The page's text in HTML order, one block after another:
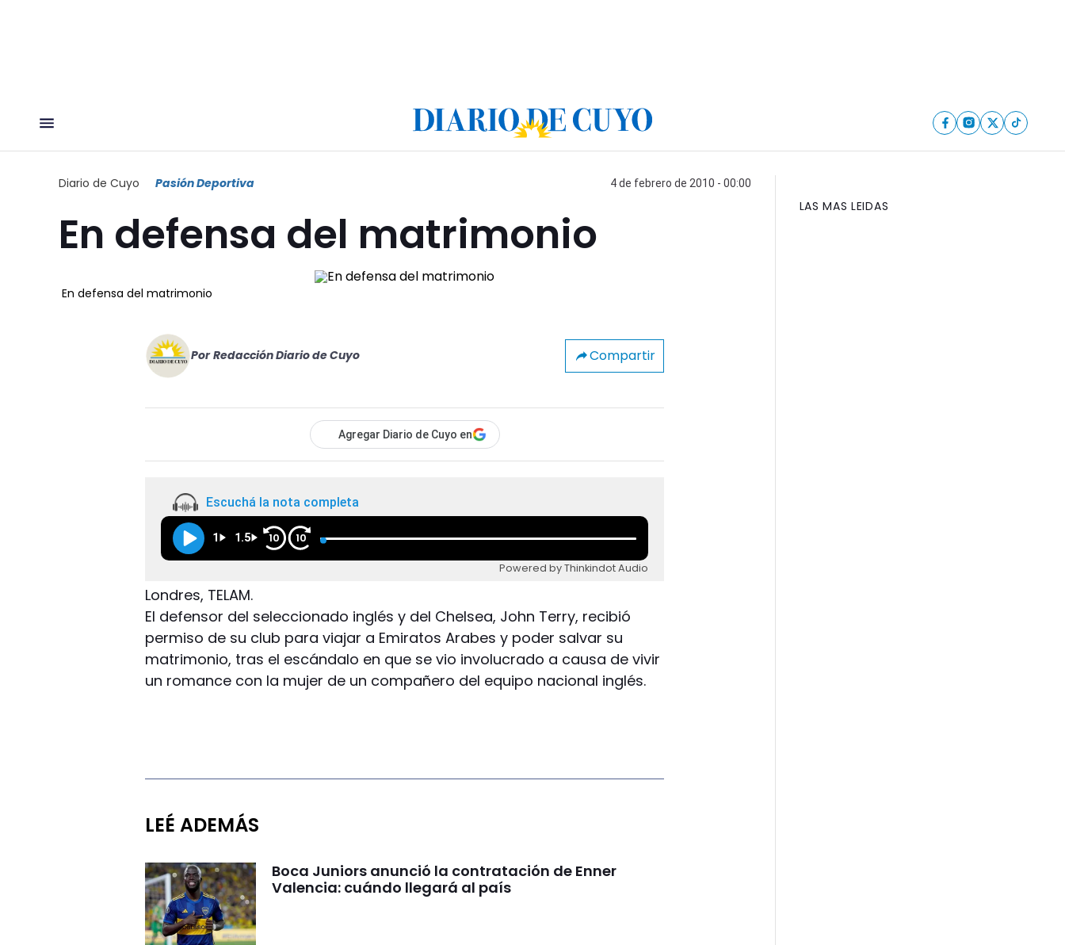
Diario de Cuyo Pasión Deportiva 4 de febrero de 2010 - 00:00
En defensa del matrimonio
En defensa del matrimonio
Por Redacción Diario de Cuyo Compartir
Agregar Diario de Cuyo en
Escuchá la nota completa
1 1.5 10 10
Powered by Thinkindot Audio
Londres, TELAM.
El defensor del seleccionado inglés y del Chelsea, John Terry, recibió
permiso de su club para viajar a Emiratos Arabes y poder salvar su
matrimonio, tras el escándalo en que se vio involucrado a causa de vivir
un romance con la mujer de un compañero del equipo nacional inglés.
LEÉ ADEMÁS
Boca Juniors anunció la contratación de Enner
Valencia: cuándo llegará al país
LAS MAS LEIDAS